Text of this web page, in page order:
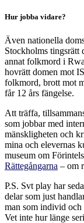
Hur jobba vidare?
Även nationella
Stockholms
annat folkmord i
hovrätt domen mot
folkmord, brott mot
får 12 års fängelse.
Att träffa,
som jobbar med
mänskligheten och
mina och elevernas
museum om
Rättegångarna – om
P.S. Svt play har
delar som just
man som individ och
Vet inte hur länge